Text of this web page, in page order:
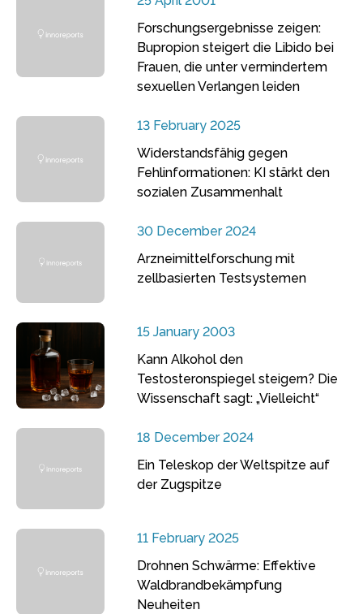
Forschungsergebnisse zeigen:
Bupropion steigert die Libido bei
Frauen, die unter vermindertem
sexuellen Verlangen leiden
13 February 2025
Widerstandsfähig gegen
Fehlinformationen: KI stärkt den
sozialen Zusammenhalt
30 December 2024
Arzneimittelforschung mit
zellbasierten Testsystemen
15 January 2003
Kann Alkohol den
Testosteronspiegel steigern? Die
Wissenschaft sagt: „Vielleicht“
18 December 2024
Ein Teleskop der Weltspitze auf
der Zugspitze
11 February 2025
Drohnen Schwärme: Effektive
Waldbrandbekämpfung
Neuheiten